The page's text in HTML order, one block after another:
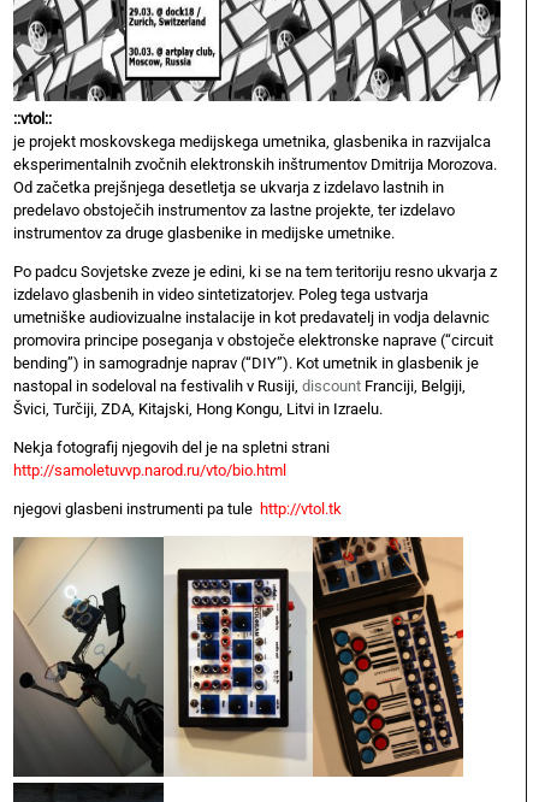
::vtol::
je projekt moskovskega medijskega umetnika, glasbenika in razvijalca
eksperimentalnih zvočnih elektronskih inštrumentov Dmitrija Morozova.
Od začetka prejšnjega desetletja se ukvarja z izdelavo lastnih in
predelavo obstoječih instrumentov za lastne projekte, ter izdelavo
instrumentov za druge glasbenike in medijske umetnike.
Po padcu Sovjetske zveze je edini, ki se na tem teritoriju resno ukvarja z
izdelavo glasbenih in video sintetizatorjev. Poleg tega ustvarja
umetniške audiovizualne instalacije in kot predavatelj in vodja delavnic
promovira principe poseganja v obstoječe elektronske naprave (“circuit
bending”) in samogradnje naprav (“DIY”). Kot umetnik in glasbenik je
nastopal in sodeloval na festivalih v Rusiji, discount Franciji, Belgiji,
Švici, Turčiji, ZDA, Kitajski, Hong Kongu, Litvi in Izraelu.
Nekja fotografij njegovih del je na spletni strani
http://samoletuvvp.narod.ru/vto/bio.html
njegovi glasbeni instrumenti pa tule http://vtol.tk